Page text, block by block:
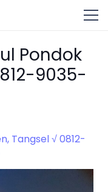
Pondok
9035-
Tangsel √ 0812-